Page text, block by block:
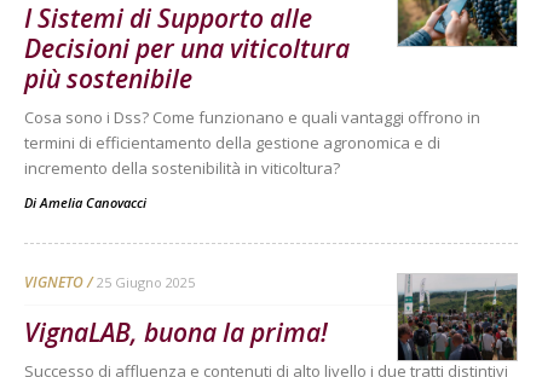
I Sistemi di Supporto alle
Decisioni per una viticoltura
più sostenibile
Cosa sono i Dss? Come funzionano e quali vantaggi offrono in
termini di efficientamento della gestione agronomica e di
incremento della sostenibilità in viticoltura?
DiAmelia Canovacci
VIGNETO 25 Giugno 2025
VignaLAB, buona la prima!
Successo di affluenza e contenuti di alto livello i due tratti distintivi